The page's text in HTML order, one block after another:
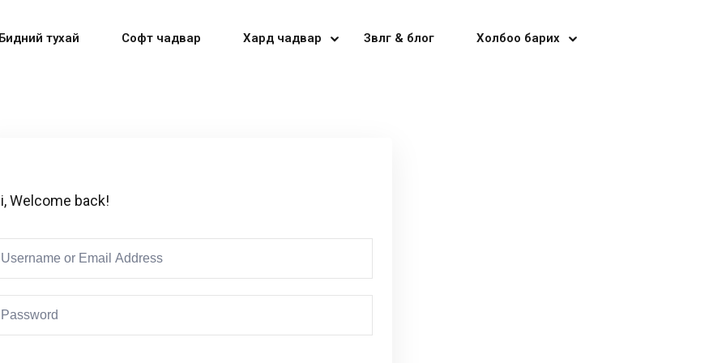
тухай Софт чадвар Хард чадвар Зөвлөгөө & блог Холбоо барих
Welcome back!
Don’t have an account?Sign up